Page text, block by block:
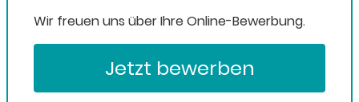
Wir freuen uns über Ihre Online-Bewerbung.
Jetzt bewerben